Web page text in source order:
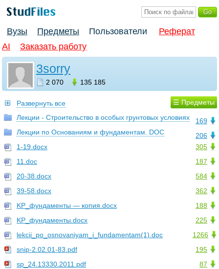
Вузы Предметы Пользователи
Реферат
AI
Заказать работу
3sorry
2 070 135 185
☰ Предметы
Развернуть все
169
Лекции - Строительство в особых грунтовых условиях
206
Лекции по Основаниям и фундаментам. DOC
305
1-19.docx
187
11.doc
584
20-38.docx
362
39-58.docx
188
KP_фундаменты — копия.docx
225
KP_фундаменты.docx
1266
lekcii_po_osnovaniyam_i_fundamentam(1).doc
195
snip-2.02.01-83.pdf
87
sp_24.13330.2011.pdf